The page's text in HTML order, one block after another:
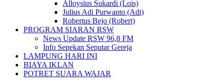
Alloysius Sukardi (Lois)
Julius Adi Purwanto (Adi)
Robertus Bejo (Robert)
PROGRAM SIARAN RSW
News Update RSW 96,8 FM
Info Sepekan Seputar Gereja
LAMPUNG HARI INI
BIAYA IKLAN
POTRET SUARA WAJAR